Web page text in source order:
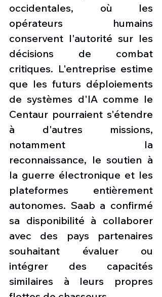
occidentales, où les
opérateurs humains
conservent l'autorité sur les
décisions de combat
critiques. L'entreprise estime
que les futurs déploiements
de systèmes d'IA comme le
Centaur pourraient s'étendre
à d'autres missions,
notamment la
reconnaissance, le soutien à
la guerre électronique et les
plateformes entièrement
autonomes. Saab a confirmé
sa disponibilité à collaborer
avec des pays partenaires
souhaitant évaluer ou
intégrer des capacités
similaires à leurs propres